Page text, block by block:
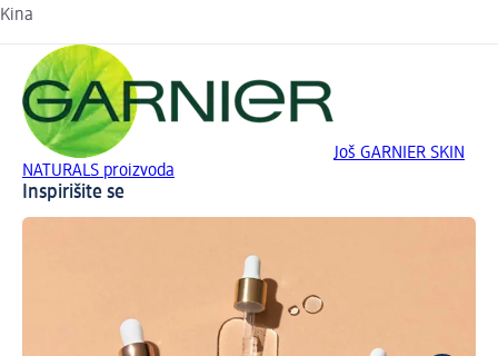
Kina
Još GARNIER SKIN
NATURALS proizvoda
Inspirišite se